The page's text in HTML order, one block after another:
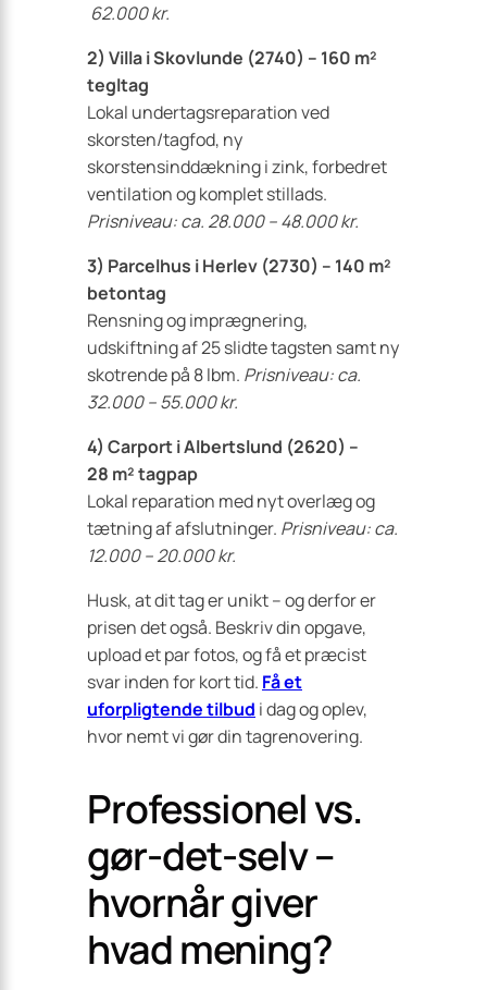
62.000 kr.
2) Villa i Skovlunde (2740) – 160 m²
tegltag
Lokal undertagsreparation ved
skorsten/tagfod, ny
skorstensinddækning i zink, forbedret
ventilation og komplet stillads.
Prisniveau: ca. 28.000 – 48.000 kr.
3) Parcelhus i Herlev (2730) – 140 m²
betontag
Rensning og imprægnering,
udskiftning af 25 slidte tagsten samt ny
skotrende på 8 lbm. Prisniveau: ca.
32.000 – 55.000 kr.
4) Carport i Albertslund (2620) –
28 m² tagpap
Lokal reparation med nyt overlæg og
tætning af afslutninger. Prisniveau: ca.
12.000 – 20.000 kr.
Husk, at dit tag er unikt – og derfor er
prisen det også. Beskriv din opgave,
upload et par fotos, og få et præcist
svar inden for kort tid. Få et
uforpligtende tilbud i dag og oplev,
hvor nemt vi gør din tagrenovering.
Professionel vs.
gør-det-selv –
hvornår giver
hvad mening?